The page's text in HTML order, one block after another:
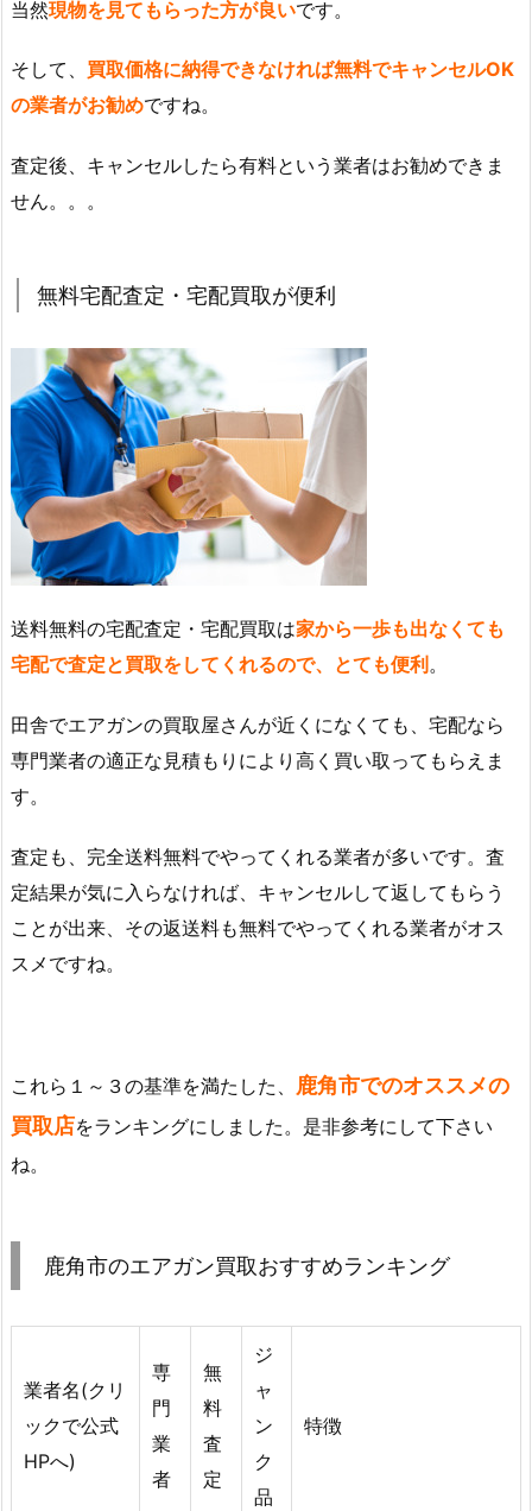
当然現物を見てもらった方が良いです。
そして、 買取価格に納得できなければ無料でキャンセルOK
の業者がお勧めですね。
査定後、キャンセルしたら有料という業者はお勧めできま
せん。。。
無料宅配査定・宅配買取が便利
送料無料の宅配査定・宅配買取は家から一歩も出なくても
宅配で査定と買取をしてくれるので、とても便利。
田舎でエアガンの買取屋さんが近くになくても、宅配なら
専門業者の適正な見積もりにより高く買い取ってもらえま
す。
査定も、完全送料無料でやってくれる業者が多いです。査
定結果が気に入らなければ、キャンセルして返してもらう
ことが出来、その返送料も無料でやってくれる業者がオス
スメですね。
これら１～３の基準を満たした、 鹿角市でのオススメの
買取店をランキングにしました。是非参考にして下さい
ね。
鹿角市のエアガン買取おすすめランキング
業者名(クリ
ックで公式
HPへ)
専
門
業
者
無
料
査
定
ジ
ャ
ン
ク
品
特徴